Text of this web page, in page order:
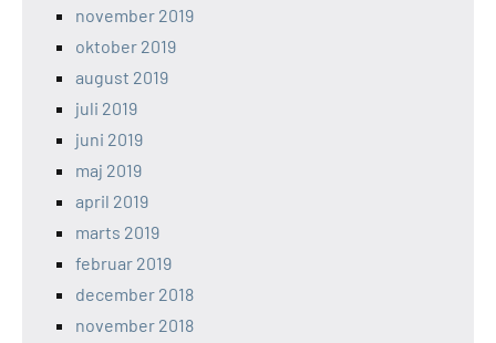
november 2019
oktober 2019
august 2019
juli 2019
juni 2019
maj 2019
april 2019
marts 2019
februar 2019
december 2018
november 2018